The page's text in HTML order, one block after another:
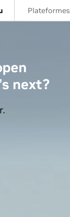
Plateformes
next?